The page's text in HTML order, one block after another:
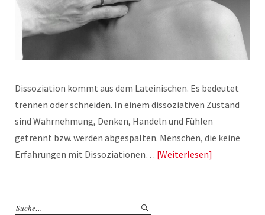
Dissoziation kommt aus dem Lateinischen. Es bedeutet
trennen oder schneiden. In einem dissoziativen Zustand
sind Wahrnehmung, Denken, Handeln und Fühlen
getrennt bzw. werden abgespalten. Menschen, die keine
Erfahrungen mit Dissoziationen… Weiterlesen